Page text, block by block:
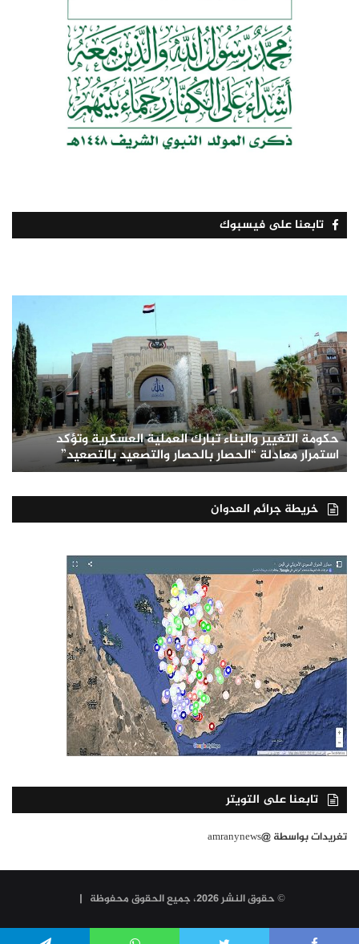
تابعنا على فيسبوك
حكومة التغيير والبناء تبارك العملية العسكرية وتؤكد
استمرار معادلة “الحصار بالحصار والتصعيد بالتصعيد”
خريطة جرائم العدوان
تابعنا على التويتر
تغريدات بواسطة @amranynews
© حقوق النشر 2026، جميع الحقوق محفوظة |